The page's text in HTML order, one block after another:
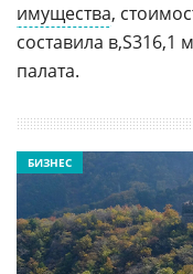
имущества,
составила
316,1
палата.
БИЗНЕС